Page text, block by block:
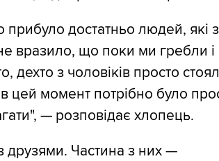
прибуло достатньо людей, які
вразило, що поки ми гребли і
дехто з чоловіків просто
цей момент потрібно було
— розповідає хлопець.
друзями. Частина з них —